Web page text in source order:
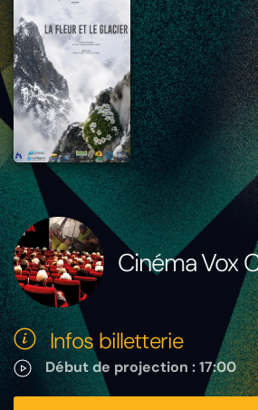
Cinéma Vox
Infos billetterie
Début de projection : 17:00